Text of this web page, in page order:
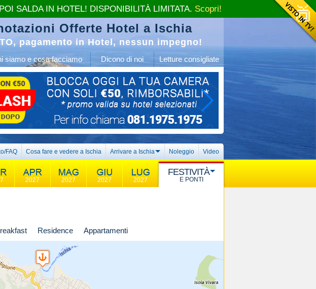
Offerte Hotel a Ischia
pagamento in Hotel, nessun impegno!
siamo e cosa facciamo Dicono di noi Letture consigliate
FAQ Cosa fare e vedere a Ischia Arrivare a Ischia Noleggio Video
2027 2027 2027 2027
FESTIVITÀ
E PONTI
Residence Appartamenti
SALDA IN HOTEL! DISPONIBILITÀ LIMITATA. Scopri!